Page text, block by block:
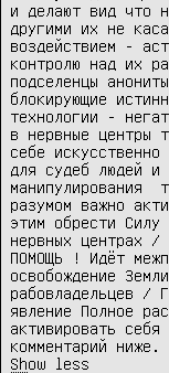
и делают вид что
другими их не
воздействием -
контролю над их
подселенцы
блокирующие
технологии -
в нервные центры
себе искусственно
для судеб людей
манипулирования
разумом важно
этим обрести
нервных центрах /
ПОМОЩЬ ! Идёт
освобождение
рабовладельцев /
явление Полное
активировать
комментарий ниже.
Show less